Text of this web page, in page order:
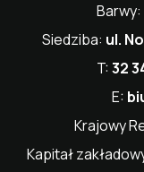
Barwy:
Siedziba: ul.
T:32
E:
Krajowy
Kapitał